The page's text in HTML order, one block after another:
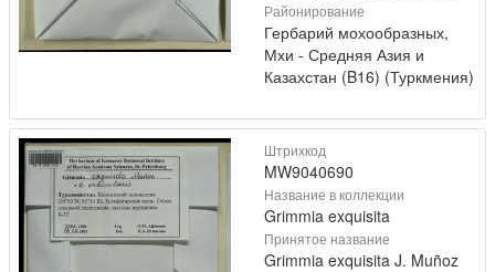
Районирование
Гербарий мохообразных,
Мхи - Средняя Азия и
Казахстан (B16) (Туркмения)
Штрихкод
MW9040690
Название в коллекции
Grimmia exquisita
Принятое название
Grimmia exquisita J. Muñoz